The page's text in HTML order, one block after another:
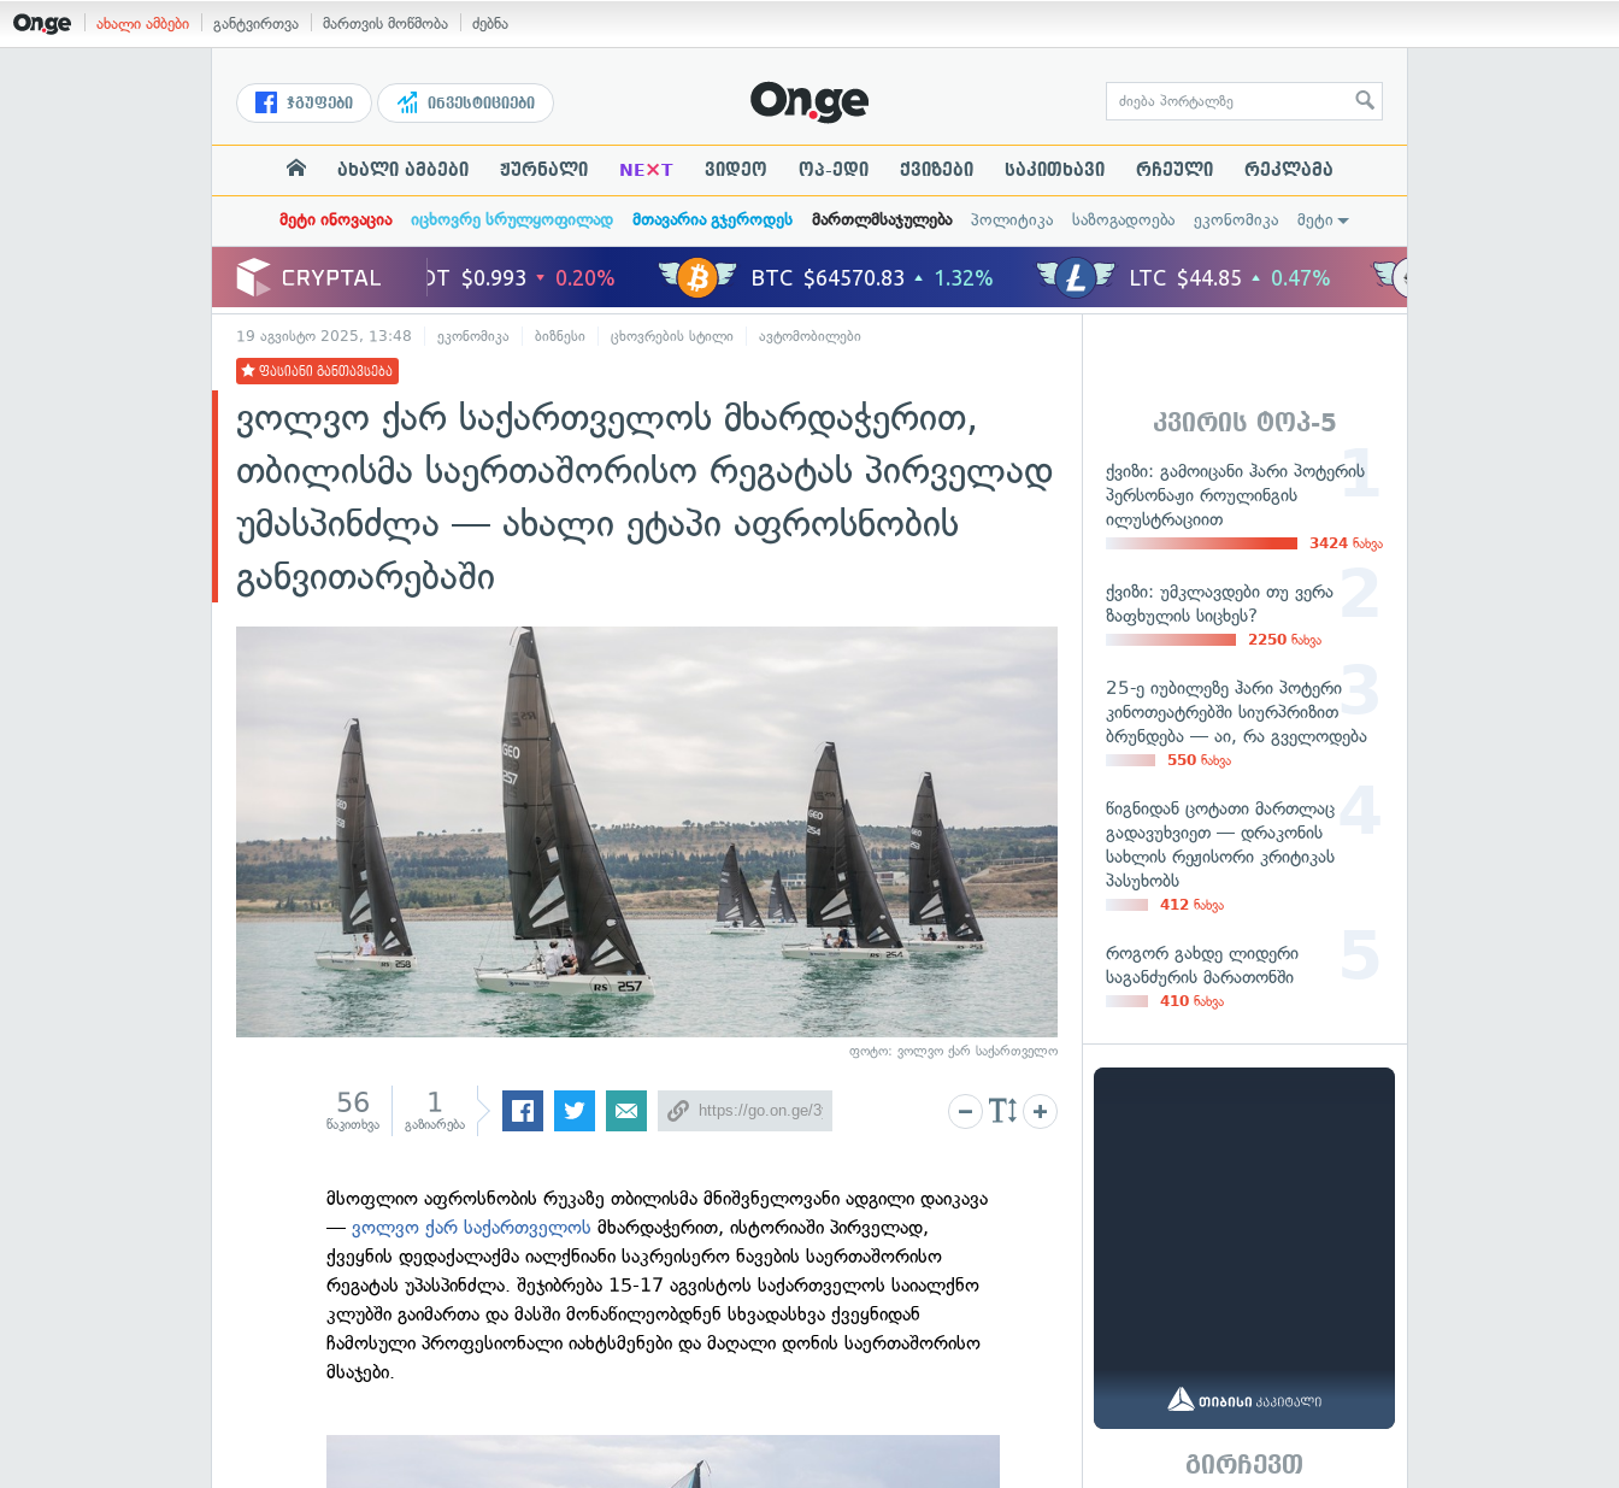
ახალი ამბები განტვირთვა მართვის მოწმობა ძებნა
ჯგუფები ინვესტიციები
ახალი ამბები ჟურნალი NE×T ვიდეო ოპ-ედი ქვიზები საკითხავი რჩეული რეკლამა
მეტი ინოვაცია იცხოვრე სრულყოფილად მთავარია გჯეროდეს მართლმსაჯულება პოლიტიკა საზოგადოება ეკონომიკა მეტი
19 აგვისტო 2025, 13:48 ეკონომიკა ბიზნესი ცხოვრების სტილი ავტომობილები
ფასიანი განთავსება
ვოლვო ქარ საქართველოს მხარდაჭერით,
თბილისმა საერთაშორისო რეგატას პირველად
უმასპინძლა — ახალი ეტაპი აფროსნობის
განვითარებაში
ფოტო: ვოლვო ქარ საქართველო
56
წაკითხვა
1
გაზიარება
მსოფლიო აფროსნობის რუკაზე თბილისმა მნიშვნელოვანი ადგილი დაიკავა
—ვოლვო ქარ საქართველოს მხარდაჭერით, ისტორიაში პირველად,
ქვეყნის დედაქალაქმა იალქნიანი საკრეისერო ნავების საერთაშორისო
რეგატას უპასპინძლა. შეჯიბრება 15-17 აგვისტოს საქართველოს საიალქნო
კლუბში გაიმართა და მასში მონაწილეობდნენ სხვადასხვა ქვეყნიდან
ჩამოსული პროფესიონალი იახტსმენები და მაღალი დონის საერთაშორისო
მსაჯები.
კვირის ტოპ-5
ქვიზი: გამოიცანი ჰარი პოტერის
პერსონაჟი როულინგის
ილუსტრაციით
3424 ნახვა
ქვიზი: უმკლავდები თუ ვერა
ზაფხულის სიცხეს?
2250 ნახვა
25-ე იუბილეზე ჰარი პოტერი
კინოთეატრებში სიურპრიზით
ბრუნდება — აი, რა გველოდება
550 ნახვა
წიგნიდან ცოტათი მართლაც
გადავუხვიეთ — დრაკონის
სახლის რეჟისორი კრიტიკას
პასუხობს
412 ნახვა
როგორ გახდე ლიდერი
საგანძურის მარათონში
410 ნახვა
გირჩევთ